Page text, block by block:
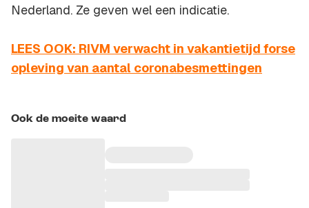
Nederland. Ze geven wel een indicatie.
LEES OOK: RIVM verwacht in vakantietijd forse
opleving van aantal coronabesmettingen
Ook de moeite waard